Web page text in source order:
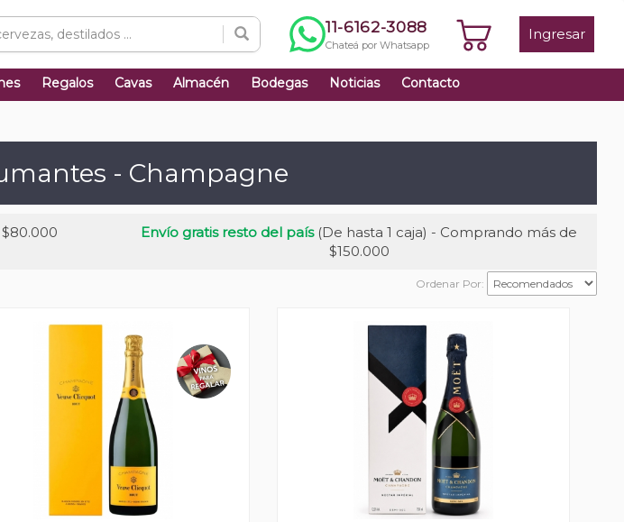
11-6162-3088
Chateá por Whatsapp
Ingresar
Regalos Cavas Almacén Bodegas Noticias Contacto
- Champagne
Envío gratis resto del país(De hasta 1 caja) - Comprando más de
$150.000
Ordenar Por: